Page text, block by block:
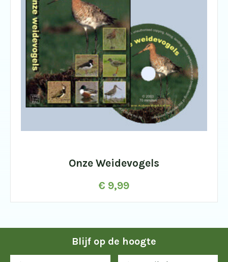
Onze Weidevogels
€ 9,99
Blijf op de hoogte